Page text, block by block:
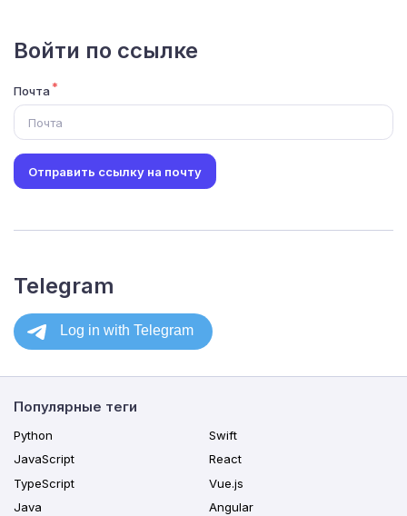
Войти по ссылке
Почта
Отправить ссылку на почту
Telegram
Популярные теги
Python
JavaScript
TypeScript
Java
Swift
React
Vue.js
Angular